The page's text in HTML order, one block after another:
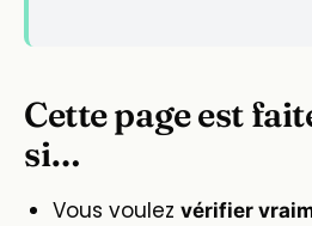
Cette page est
si…
Vous voulez vérifier